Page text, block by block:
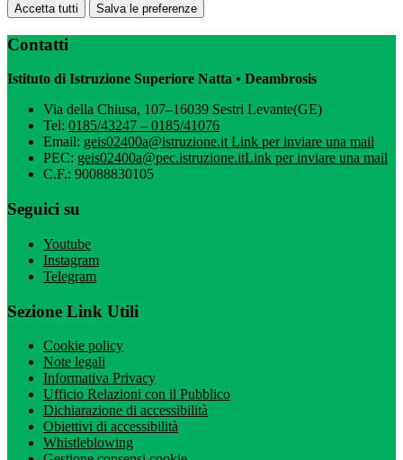
Accetta tutti Salva le preferenze
Contatti
Istituto di Istruzione Superiore Natta • Deambrosis
Via della Chiusa, 107–16039 Sestri Levante(GE)
Tel: 0185/43247 – 0185/41076
Email: geis02400a@istruzione.itLink per inviare una mail
PEC: geis02400a@pec.istruzione.itLink per inviare una mail
C.F.: 90088830105
Seguici su
Youtube
Instagram
Telegram
Sezione Link Utili
Cookie policy
Note legali
Informativa Privacy
Ufficio Relazioni con il Pubblico
Dichiarazione di accessibilità
Obiettivi di accessibilità
Whistleblowing